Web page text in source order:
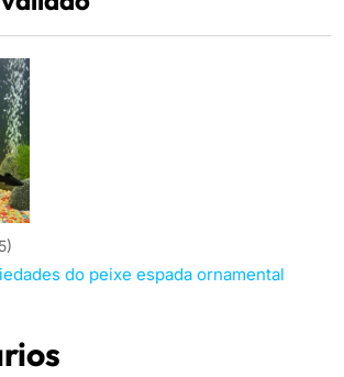
do peixe espada ornamental